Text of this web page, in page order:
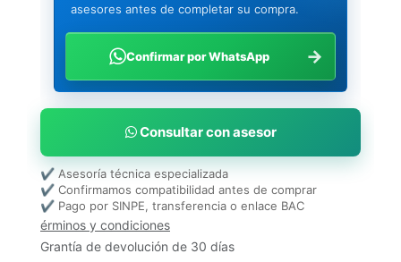
asesores antes de completar su compra.
Confirmar por WhatsApp →
Consultar con asesor
✔ Asesoría técnica especializada
✔ Confirmamos compatibilidad antes de comprar
✔ Pago por SINPE, transferencia o enlace BAC
érminos y condiciones
Grantía de devolución de 30 días